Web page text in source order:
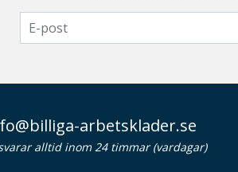
arbetsklader.se
alltid inom 24 timmar (vardagar)